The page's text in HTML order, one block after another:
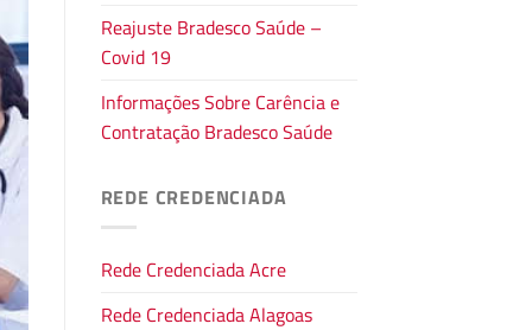
Reajuste Bradesco Saúde –
Covid 19
Informações Sobre Carência e
Contratação Bradesco Saúde
REDE CREDENCIADA
Rede Credenciada Acre
Rede Credenciada Alagoas